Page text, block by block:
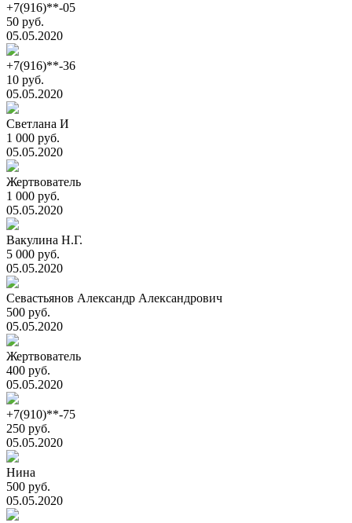
+7(916)**-05
50 руб.
05.05.2020
+7(916)**-36
10 руб.
05.05.2020
Светлана И
1 000 руб.
05.05.2020
Жертвователь
1 000 руб.
05.05.2020
Вакулина Н.Г.
5 000 руб.
05.05.2020
Севастьянов Александр Александрович
500 руб.
05.05.2020
Жертвователь
400 руб.
05.05.2020
+7(910)**-75
250 руб.
05.05.2020
Нина
500 руб.
05.05.2020